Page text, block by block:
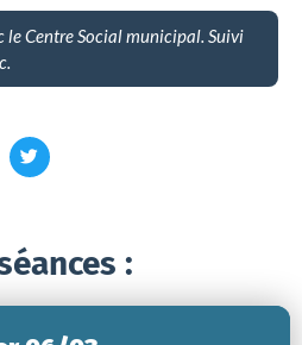
le Centre Social municipal. Suivi
: